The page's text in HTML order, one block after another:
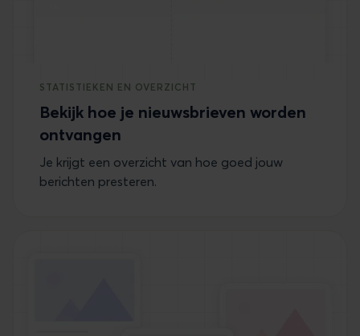
STATISTIEKEN EN OVERZICHT
Bekijk hoe je nieuwsbrieven worden
ontvangen
Je krijgt een overzicht van hoe goed jouw
berichten presteren.